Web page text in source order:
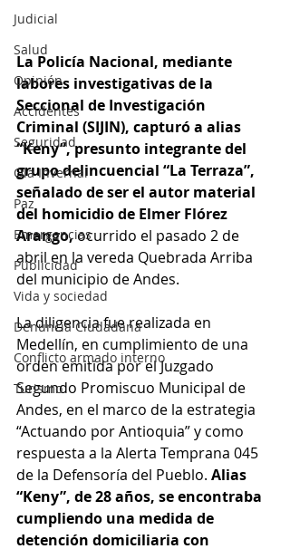
Judicial
Salud
Opinión
Accidentes
Seguridad
Ola Invernal
Paz
Emergencias
Publicidad
Vida y sociedad
Denuncia Ciudadana
Conflicto armado interno
Turismo
La Policía Nacional, mediante
labores investigativas de la
Seccional de Investigación
Criminal (SIJIN), capturó a alias
“Keny”, presunto integrante del
grupo delincuencial “La Terraza”,
señalado de ser el autor material
del homicidio de Elmer Flórez
Arango, ocurrido el pasado 2 de
abril en la vereda Quebrada Arriba
del municipio de Andes.
La diligencia fue realizada en
Medellín, en cumplimiento de una
orden emitida por el Juzgado
Segundo Promiscuo Municipal de
Andes, en el marco de la estrategia
“Actuando por Antioquia” y como
respuesta a la Alerta Temprana 045
de la Defensoría del Pueblo. Alias
“Keny”, de 28 años, se encontraba
cumpliendo una medida de
detención domiciliaria con